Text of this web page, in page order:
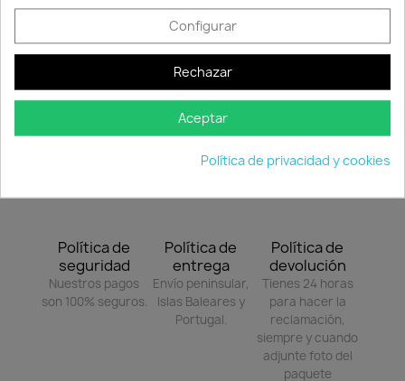
Material:Fabricada con polietileno.
Iluminación LED luz fría o cálida.
Este acabado no es flotante.
5-10 días laborables.
Política de
seguridad
Nuestros pagos
son 100% seguros.
Política de
entrega
Envío peninsular,
Islas Baleares y
Portugal.
Política de
devolución
Tienes 24 horas
para hacer la
reclamación,
siempre y cuando
adjunte foto del
paquete
Configurar
Rechazar
Aceptar
Política de privacidad y cookies